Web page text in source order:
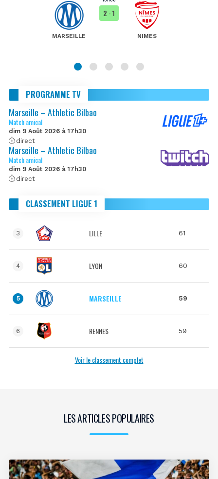
MARSEILLE
2 - 1
NIMES
PROGRAMME TV
Marseille – Athletic Bilbao
Match amical
dim 9 Août 2026 à 17h30
direct
Marseille – Athletic Bilbao
Match amical
dim 9 Août 2026 à 17h30
direct
CLASSEMENT LIGUE 1
3 LILLE 61
4 LYON 60
5 MARSEILLE 59
6 RENNES 59
Voir le classement complet
LES ARTICLES POPULAIRES